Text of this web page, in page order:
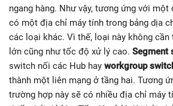
ngang hàng. Như vậy, tương ứng với
có một địa chỉ máy tính trong bảng dịa
các loại khác. Vì thế, loại này không
lớn cũng như tốc độ xử lý cao. Segment
switch nối các Hub hay workgroup
thành một liên mạng ở tầng hai. Tương
trường hợp này sẽ có nhiều địa chỉ máy